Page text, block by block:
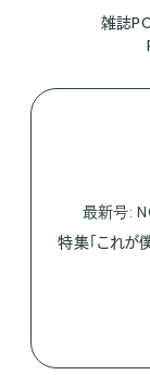
雑誌
最新号:
特集「これが